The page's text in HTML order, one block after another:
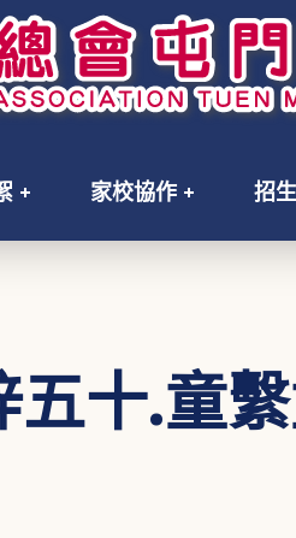
家校協作 招
十.童